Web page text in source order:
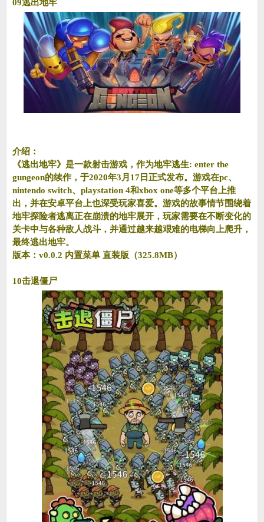
09逃出地牢
介绍：
《逃出地牢》是一款射击游戏，作为地牢逃生: enter the
gungeon的续作，于2020年3月17日正式发布。游戏在pc、
nintendo switch、playstation 4和xbox one等多个平台上推
出，并在安卓平台上也深受玩家喜爱。游戏的故事情节围绕着
地牢探险者逃离正在崩溃的地牢展开，玩家需要在不断变化的
关卡中与各种敌人战斗，并通过越来越艰难的电梯向上爬升，
最终逃出地牢。
版本：v0.0.2 内置菜单 直装版（325.8MB）
10击退僵尸